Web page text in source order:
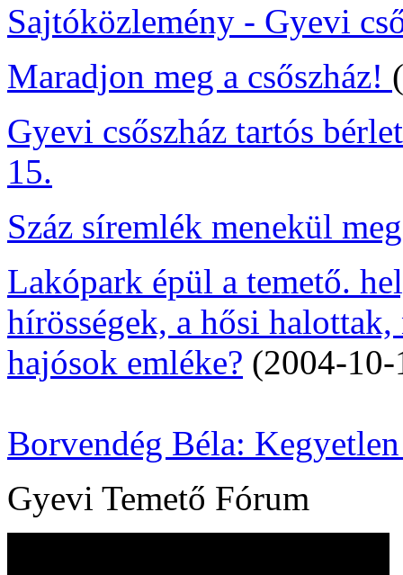
Sajtóközlemény - Gyevi
Maradjon meg a csőszház!
Gyevi csőszház tartós
15.
Száz síremlék menekül
Lakópark épül a temető.
hírösségek, a hősi
hajósok emléke? (2004-
Borvendég Béla:
Gyevi Temető Fórum